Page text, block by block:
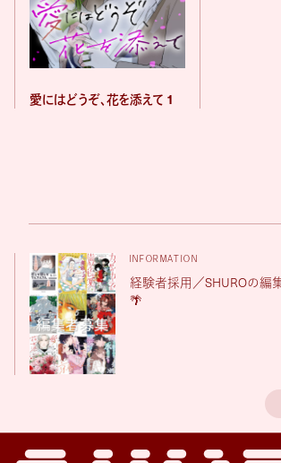
愛にはどうぞ、花を添えて 1
INFORMATION
経験者採用／SHUROの編
🌴